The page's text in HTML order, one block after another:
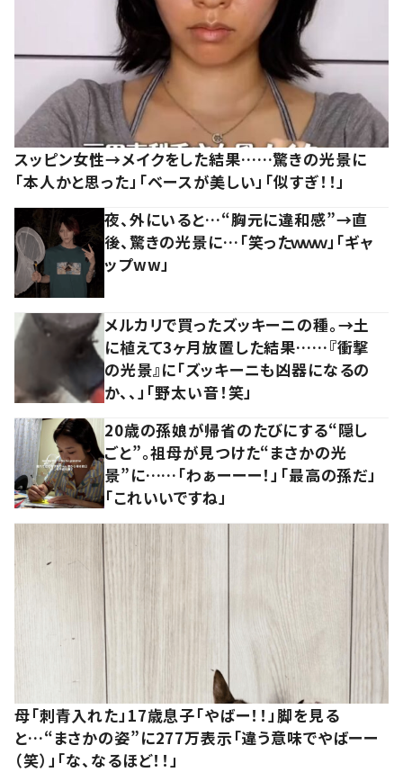
スッピン女性→メイクをした結果……驚きの光景に
「本人かと思った」「ベースが美しい」「似すぎ！！」
夜、外にいると…“胸元に違和感”→直
後、驚きの光景に…「笑ったｗｗｗ」「ギャ
ップww」
メルカリで買ったズッキーニの種。→土
に植えて3ヶ月放置した結果……『衝撃
の光景』に「ズッキーニも凶器になるの
か、、」「野太い音！笑」
20歳の孫娘が帰省のたびにする“隠し
ごと”。祖母が見つけた“まさかの光
景”に……「わぁーーー！」「最高の孫だ」
「これいいですね」
母「刺青入れた」17歳息子「やばー！！」脚を見る
と…“まさかの姿”に277万表示「違う意味でやばーー
（笑）」「な、なるほど！！」